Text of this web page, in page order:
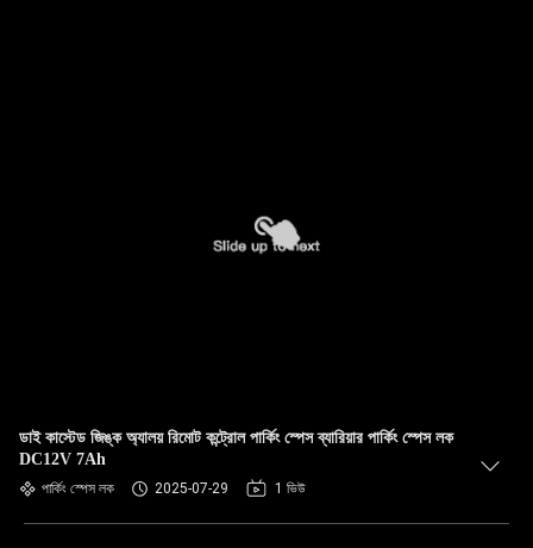
ডাই কাস্টেড জিঙ্ক অ্যালয় রিমোট কন্ট্রোল পার্কিং স্পেস ব্যারিয়ার পার্কিং স্পেস লক
DC12V 7Ah
পার্কিং স্পেস লক 2025-07-29 1 ভিউ